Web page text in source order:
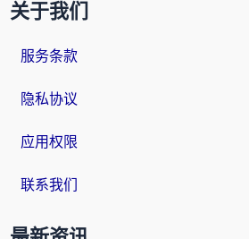
关于我们
服务条款
隐私协议
应用权限
联系我们